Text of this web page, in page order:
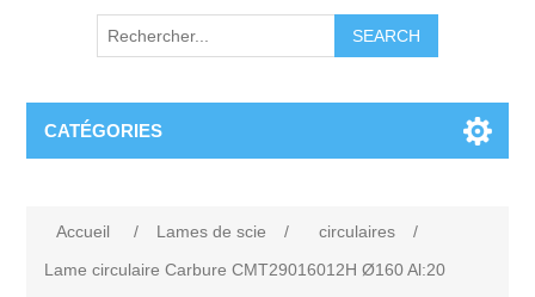
CATÉGORIES
Accueil / Lames de scie / circulaires
/
Lame circulaire Carbure CMT29016012H Ø160 Al:20